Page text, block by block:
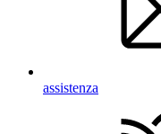
assistenza